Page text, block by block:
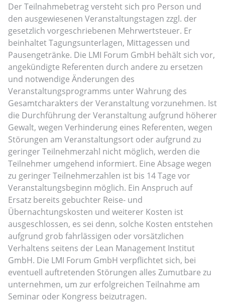
Der Teilnahmebetrag versteht sich pro Person und
den ausgewiesenen Veranstaltungstagen zzgl. der
gesetzlich vorgeschriebenen Mehrwertsteuer. Er
beinhaltet Tagungsunterlagen, Mittagessen und
Pausengetränke. Die LMI Forum GmbH behält sich vor,
angekündigte Referenten durch andere zu ersetzen
und notwendige Änderungen des
Veranstaltungsprogramms unter Wahrung des
Gesamtcharakters der Veranstaltung vorzunehmen. Ist
die Durchführung der Veranstaltung aufgrund höherer
Gewalt, wegen Verhinderung eines Referenten, wegen
Störungen am Veranstaltungsort oder aufgrund zu
geringer Teilnehmerzahl nicht möglich, werden die
Teilnehmer umgehend informiert. Eine Absage wegen
zu geringer Teilnehmerzahlen ist bis 14 Tage vor
Veranstaltungsbeginn möglich. Ein Anspruch auf
Ersatz bereits gebuchter Reise- und
Übernachtungskosten und weiterer Kosten ist
ausgeschlossen, es sei denn, solche Kosten entstehen
aufgrund grob fahrlässigen oder vorsätzlichen
Verhaltens seitens der Lean Management Institut
GmbH. Die LMI Forum GmbH verpflichtet sich, bei
eventuell auftretenden Störungen alles Zumutbare zu
unternehmen, um zur erfolgreichen Teilnahme am
Seminar oder Kongress beizutragen.